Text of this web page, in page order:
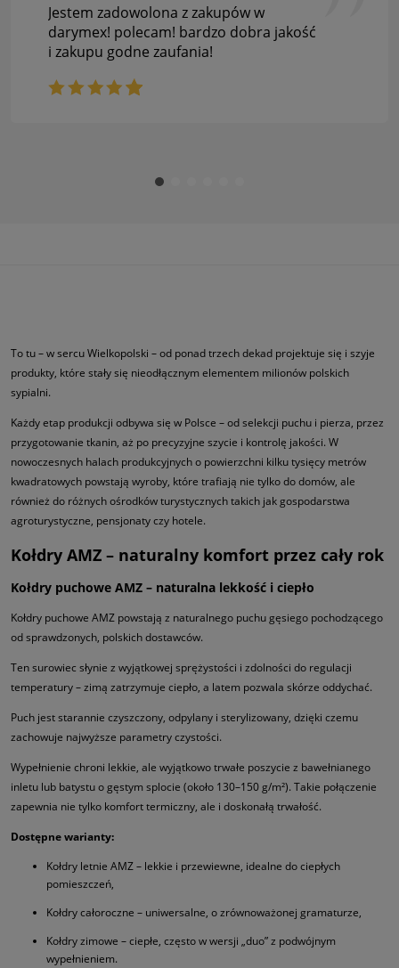
Jestem zadowolona z zakupów w
darymex! polecam! bardzo dobra jakość
i zakupu godne zaufania!
To tu – w sercu Wielkopolski – od ponad trzech dekad projektuje się i szyje
produkty, które stały się nieodłącznym elementem milionów polskich
sypialni.
Każdy etap produkcji odbywa się w Polsce – od selekcji puchu i pierza, przez
przygotowanie tkanin, aż po precyzyjne szycie i kontrolę jakości. W
nowoczesnych halach produkcyjnych o powierzchni kilku tysięcy metrów
kwadratowych powstają wyroby, które trafiają nie tylko do domów, ale
również do różnych ośrodków turystycznych takich jak gospodarstwa
agroturystyczne, pensjonaty czy hotele.
Kołdry AMZ – naturalny komfort przez cały rok
Kołdry puchowe AMZ – naturalna lekkość i ciepło
Kołdry puchowe AMZ powstają z naturalnego puchu gęsiego pochodzącego
od sprawdzonych, polskich dostawców.
Ten surowiec słynie z wyjątkowej sprężystości i zdolności do regulacji
temperatury – zimą zatrzymuje ciepło, a latem pozwala skórze oddychać.
Puch jest starannie czyszczony, odpylany i sterylizowany, dzięki czemu
zachowuje najwyższe parametry czystości.
Wypełnienie chroni lekkie, ale wyjątkowo trwałe poszycie z bawełnianego
inletu lub batystu o gęstym splocie (około 130–150 g/m²). Takie połączenie
zapewnia nie tylko komfort termiczny, ale i doskonałą trwałość.
Dostępne warianty:
Kołdry letnie AMZ – lekkie i przewiewne, idealne do ciepłych
pomieszczeń,
Kołdry całoroczne – uniwersalne, o zrównoważonej gramaturze,
Kołdry zimowe – ciepłe, często w wersji „duo” z podwójnym
wypełnieniem.